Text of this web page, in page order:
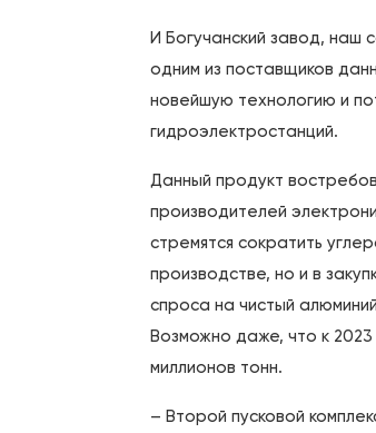
И Богучанский завод, наш
одним из поставщиков
новейшую технологию и
гидроэлектростанций.
Данный продукт
производителей
стремятся сократить
производстве, но и в
спроса на чистый
Возможно даже, что к
миллионов тонн.
– Второй пусковой